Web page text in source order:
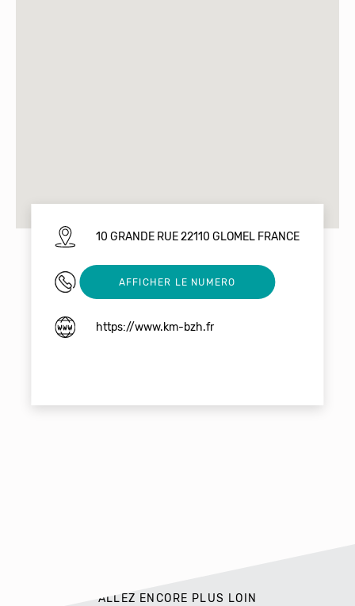
10 GRANDE RUE 22110 GLOMEL FRANCE
0626452667
AFFICHER LE NUMERO
https://www.km-bzh.fr
ALLEZ ENCORE PLUS LOIN